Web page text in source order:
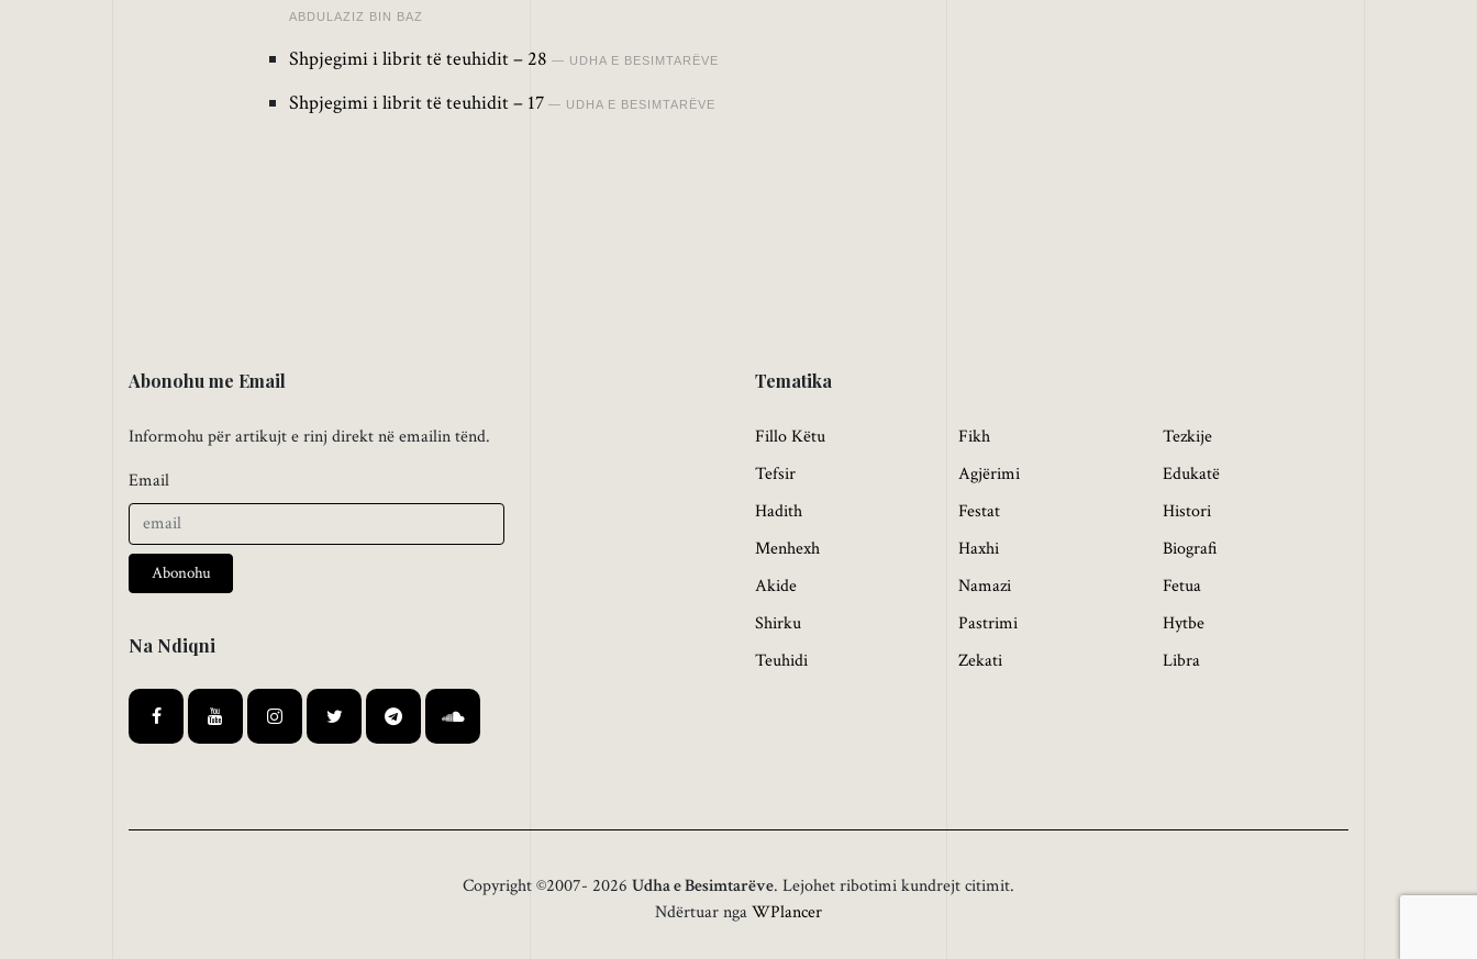
ABDULAZIZ BIN BAZ
Shpjegimi i librit të teuhidit – 28 UDHA E BESIMTARËVE
Shpjegimi i librit të teuhidit – 17 UDHA E BESIMTARËVE
Abonohu me Email
Informohu për artikujt e rinj direkt në emailin tënd.
Email
Abonohu
Na Ndiqni
Tematika
Fillo Këtu
Tefsir
Hadith
Menhexh
Akide
Shirku
Teuhidi
Fikh
Agjërimi
Festat
Haxhi
Namazi
Pastrimi
Zekati
Tezkije
Edukatë
Histori
Biografi
Fetua
Hytbe
Libra
Copyright ©2007- 2026 Udha e Besimtarëve. Lejohet ribotimi kundrejt citimit.
Ndërtuar ngaWPlancer